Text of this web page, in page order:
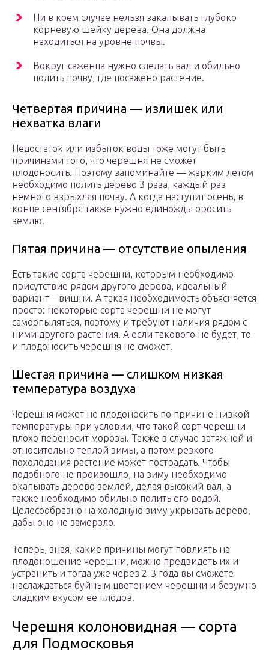
Ни в коем случае нельзя закапывать глубоко
корневую шейку дерева. Она должна
находиться на уровне почвы.
Вокруг саженца нужно сделать вал и обильно
полить почву, где посажено растение.
Четвертая причина — излишек или
нехватка влаги
Недостаток или избыток воды тоже могут быть
причинами того, что черешня не сможет
плодоносить. Поэтому запоминайте — жарким летом
необходимо полить дерево 3 раза, каждый раз
немного взрыхляя почву. А когда наступит осень, в
конце сентября также нужно единожды оросить
землю.
Пятая причина — отсутствие опыления
Есть такие сорта черешни, которым необходимо
присутствие рядом другого дерева, идеальный
вариант – вишни. А такая необходимость объясняется
просто: некоторые сорта черешни не могут
самоопыляться, поэтому и требуют наличия рядом с
ними другого растения. А если такового не будет, то
и плодоносить черешня не сможет.
Шестая причина — слишком низкая
температура воздуха
Черешня может не плодоносить по причине низкой
температуры при условии, что такой сорт черешни
плохо переносит морозы. Также в случае затяжной и
относительно теплой зимы, а потом резкого
похолодания растение может пострадать. Чтобы
подобного не произошло, на зиму необходимо
окапывать дерево землей, делая высокий вал, а
также необходимо обильно полить его водой.
Целесообразно на холодную зиму укрывать дерево,
дабы оно не замерзло.
Теперь, зная, какие причины могут повлиять на
плодоношение черешни, можно предвидеть их и
устранить и тогда уже через 2-3 года вы сможете
наслаждаться буйным цветением черешни и безумно
сладким вкусом ее плодов.
Черешня колоновидная — сорта
для Подмосковья